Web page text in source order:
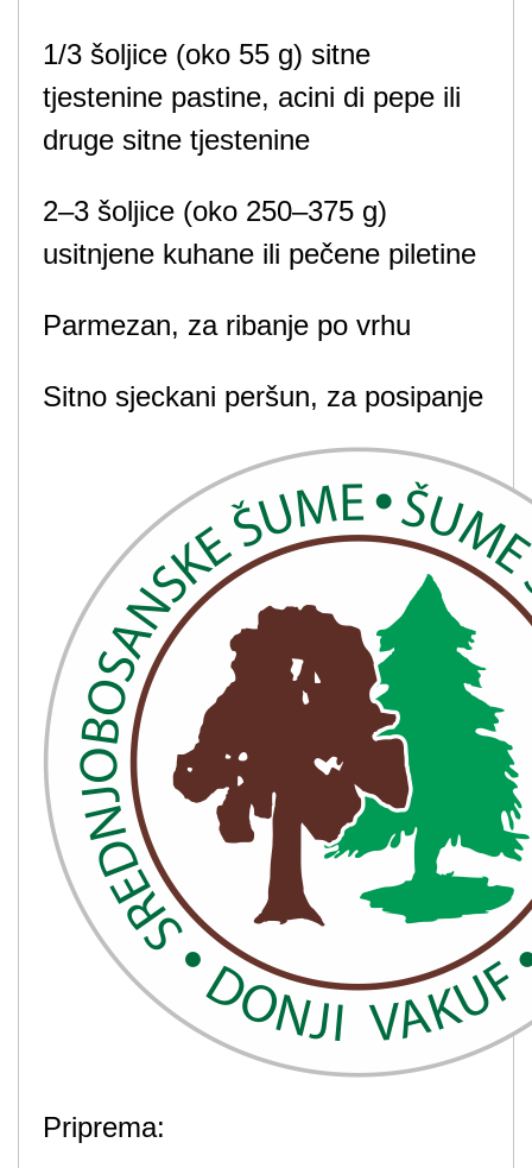
1/3 šoljice (oko 55 g) sitne
tjestenine pastine, acini di pepe ili
druge sitne tjestenine
2–3 šoljice (oko 250–375 g)
usitnjene kuhane ili pečene piletine
Parmezan, za ribanje po vrhu
Sitno sjeckani peršun, za posipanje
Priprema: